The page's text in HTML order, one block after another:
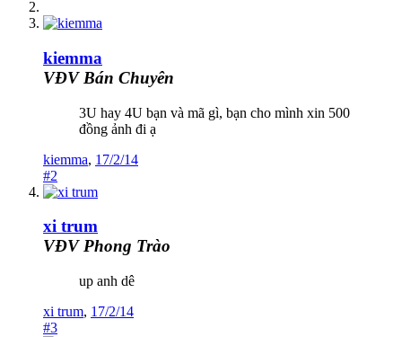
kiemma
VĐV Bán Chuyên
3U hay 4U bạn và mã gì, bạn cho mình xin 500
đồng ảnh đi ạ
kiemma, 17/2/14
#2
xi trum
VĐV Phong Trào
up anh dê
xi trum, 17/2/14
#3